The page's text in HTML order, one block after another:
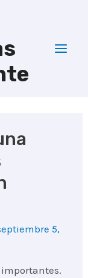
5,
importantes.